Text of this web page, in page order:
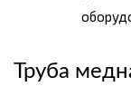
Труба